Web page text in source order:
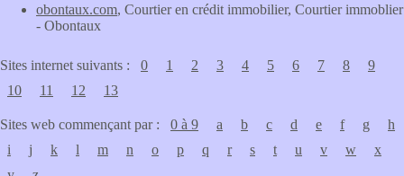
obontaux.com, Courtier en crédit immobilier, Courtier immoblier
- Obontaux
Sites internet suivants : 0 1 2 3 4 5 6 7 8
9
10
11 12 13
Sites web commençant par : 0 à 9 a b c d e f g
h
i
j k l m n o p q r s t u v w
x